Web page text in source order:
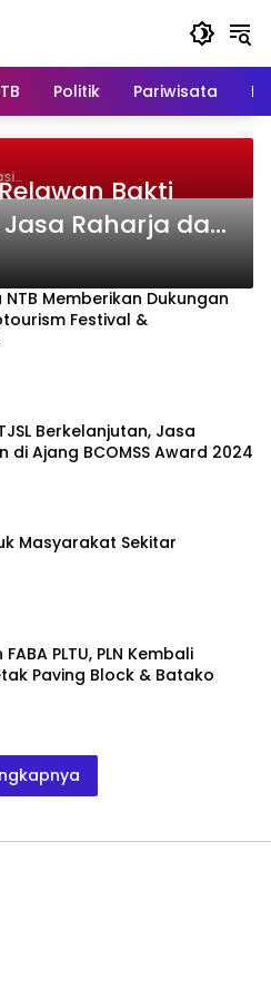
Politik Pariwisata
Bakti
Jasa Raharja dan
Alam dan
Neira
NTB Memberikan Dukungan
Festival &
Berkelanjutan, Jasa
di Ajang BCOMSS Award 2024
Masyarakat Sekitar
PLTU, PLN Kembali
Paving Block & Batako